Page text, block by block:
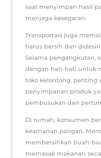
saat menyimpan hasil
menjaga kesegaran.
Transportasi juga
harus bersih dan
Selama pengangkutan,
dengan hati-hati untuk
toko kelontong, penting
penyimpanan produk
pembusukan dan
Di rumah, konsumen
keamanan pangan.
membersihkan buah-
memasak makanan